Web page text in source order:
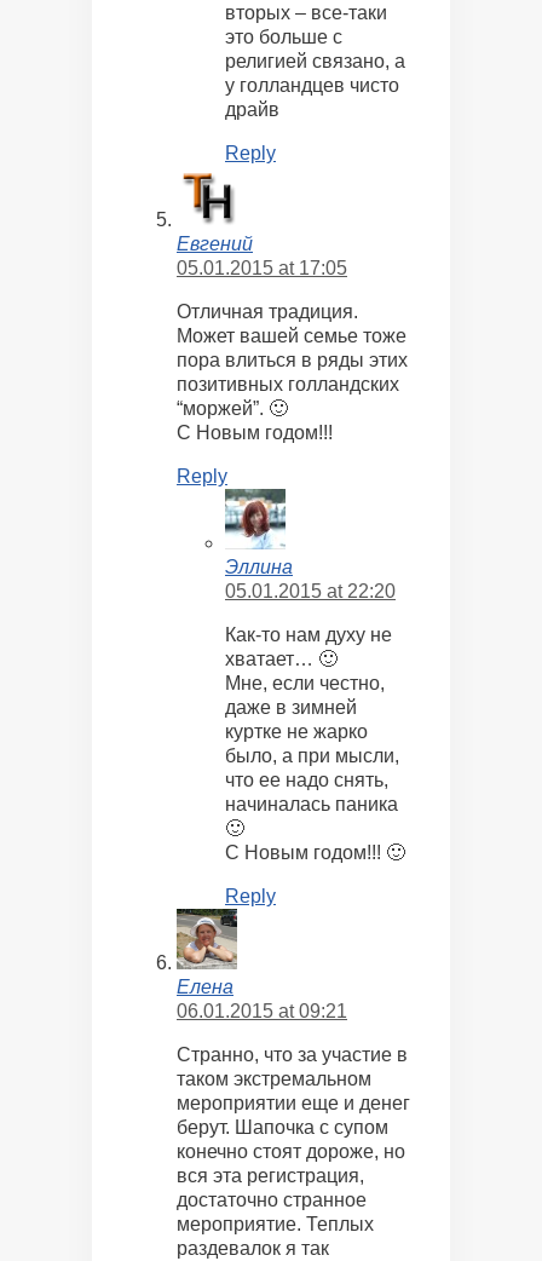
вторых – все-таки
это больше с
религией связано, а
у голландцев чисто
драйв
Reply
Евгений
05.01.2015 at 17:05
Отличная традиция.
Может вашей семье тоже
пора влиться в ряды этих
позитивных голландских
“моржей”. 🙂
С Новым годом!!!
Reply
Эллина
05.01.2015 at 22:20
Как-то нам духу не
хватает… 🙂
Мне, если честно,
даже в зимней
куртке не жарко
было, а при мысли,
что ее надо снять,
начиналась паника
🙂
С Новым годом!!! 🙂
Reply
Елена
06.01.2015 at 09:21
Странно, что за участие в
таком экстремальном
мероприятии еще и денег
берут. Шапочка с супом
конечно стоят дороже, но
вся эта регистрация,
достаточно странное
мероприятие. Теплых
раздевалок я так